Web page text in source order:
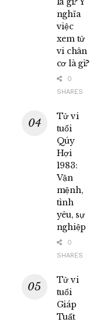
nghĩa
việc
xem tử
vi chân
cơ là gì?
0
SHARES
Tử vi
tuổi
Qúy
Hợi
1983:
Vận
mệnh,
tình
yêu, sự
nghiệp
0
SHARES
Tử vi
tuổi
Giáp
Tuất